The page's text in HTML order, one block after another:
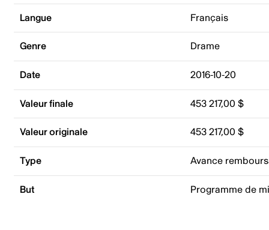
Langue Français
Genre Drame
Date 2016-10-20
Valeur finale 453 217,00 $
Valeur originale 453 217,00 $
Type Avance
But Programme de